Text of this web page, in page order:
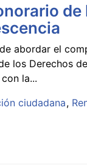
de
abordar el
los Derechos
la...
ciudadana